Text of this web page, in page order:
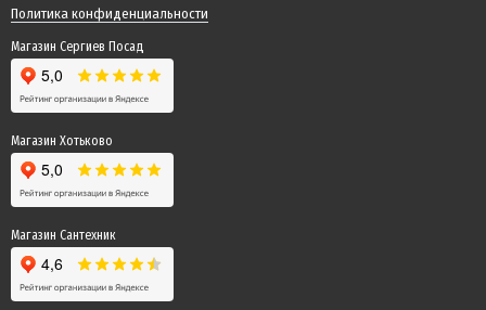
Политика конфиденциальности
Магазин Сергиев Посад
Магазин Хотьково
Магазин Сантехник